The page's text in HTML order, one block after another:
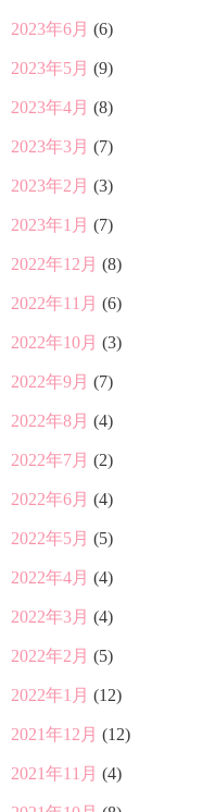
2023年6月 (6)
2023年5月 (9)
2023年4月 (8)
2023年3月 (7)
2023年2月 (3)
2023年1月 (7)
2022年12月 (8)
2022年11月 (6)
2022年10月 (3)
2022年9月 (7)
2022年8月 (4)
2022年7月 (2)
2022年6月 (4)
2022年5月 (5)
2022年4月 (4)
2022年3月 (4)
2022年2月 (5)
2022年1月 (12)
2021年12月 (12)
2021年11月 (4)